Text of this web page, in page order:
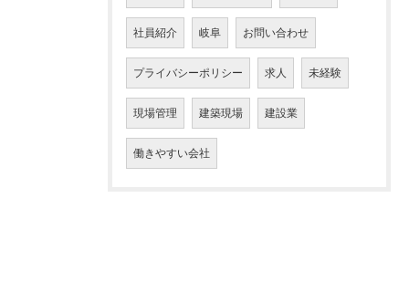
社員紹介 岐阜 お問い合わせ
プライバシーポリシー 求人 未経験
現場管理 建築現場 建設業
働きやすい会社